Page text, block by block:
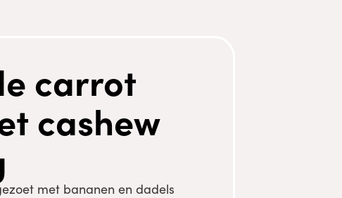
carrot
cashew
met bananen en dadels